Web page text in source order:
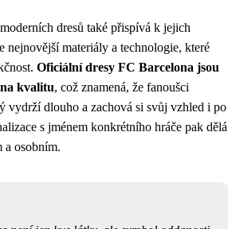
dresů také přispívá k jejich
nejnovější materiály a technologie, které
Oficiální dresy FC Barcelona jsou
kvalitu, což znamená, že fanoušci
vydrží dlouho a zachová si svůj vzhled i po
s jménem konkrétního hráče pak dělá
a osobním.